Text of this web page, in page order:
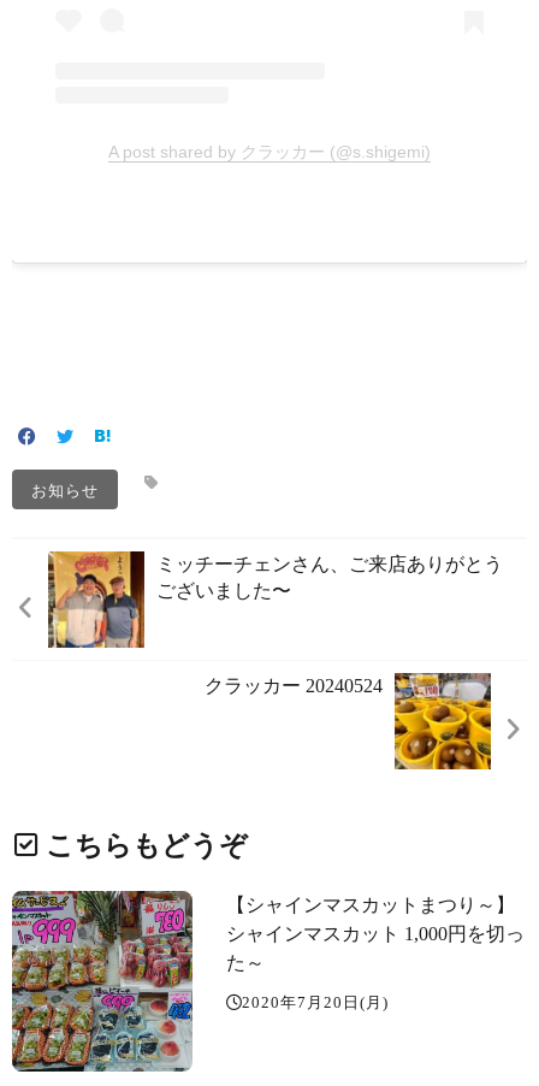
A post shared by クラッカー (@s.shigemi)
お知らせ
ミッチーチェンさん、ご来店ありがとう
ございました〜️
クラッカー 20240524
こちらもどうぞ
【シャインマスカットまつり～】
シャインマスカット️ 1,000円を切っ
た～️
2020年7月20日(月)